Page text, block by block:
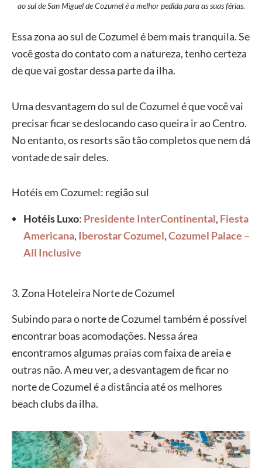
ao sul de San Miguel de Cozumel é a melhor pedida para as suas férias.
Essa zona ao sul de Cozumel é bem mais tranquila. Se
você gosta do contato com a natureza, tenho certeza
de que vai gostar dessa parte da ilha.
Uma desvantagem do sul de Cozumel é que você vai
precisar ficar se deslocando caso queira ir ao Centro.
No entanto, os resorts são tão completos que nem dá
vontade de sair deles.
Hotéis em Cozumel: região sul
Hotéis Luxo: Presidente InterContinental, Fiesta
Americana, Iberostar Cozumel,Cozumel Palace –
All Inclusive
3. Zona Hoteleira Norte de Cozumel
Subindo para o norte de Cozumel também é possível
encontrar boas acomodações. Nessa área
encontramos algumas praias com faixa de areia e
outras não. A meu ver, a desvantagem de ficar no
norte de Cozumel é a distância até os melhores
beach clubs da ilha.